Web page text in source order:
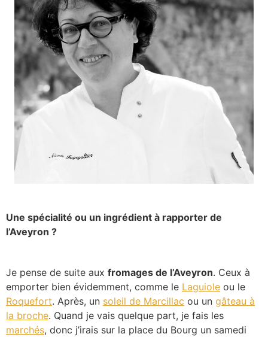
Une spécialité ou un ingrédient à rapporter de
l’Aveyron ?
Je pense de suite aux fromages de l’Aveyron. Ceux à
emporter bien évidemment, comme le Laguiole ou le
Roquefort. Après, un soleil de Marcillac ou un gâteau à
la broche. Quand je vais quelque part, je fais les
marchés, donc j’irais sur la place du Bourg un samedi